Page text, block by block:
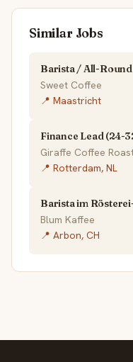
Similar Jobs
Barista / All-
Sweet Coffee
📍 Maastricht
Finance Lead (24-
Giraffe Coffee
📍 Rotterdam, NL
Barista im
Blum Kaffee
📍 Arbon, CH